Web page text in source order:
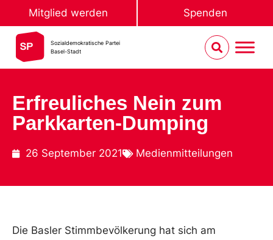
Mitglied werden Spenden
Sozialdemokratische Partei
Basel-Stadt
Erfreuliches Nein zum
Parkkarten-Dumping
26 September 2021 Medienmitteilungen
Die Basler Stimmbevölkerung hat sich am